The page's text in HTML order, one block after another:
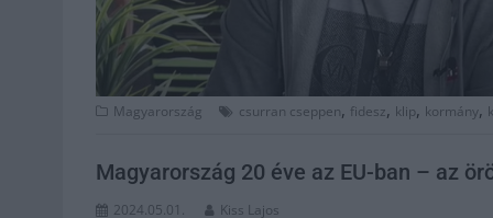
Magyarország csurran cseppen, fidesz, klip, kormány,
Magyarország 20 éve az EU-ban – az
2024.05.01. Kiss Lajos